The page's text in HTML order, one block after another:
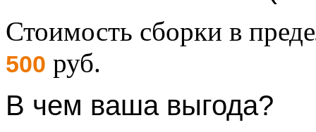
Стоимость сборки в
500 руб.
В чем ваша выгода?